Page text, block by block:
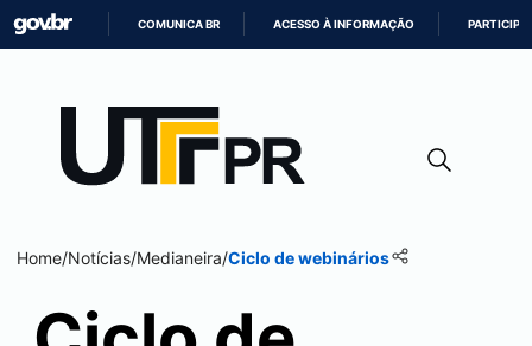
CONTEÚDO
COMUNICA BR ACESSO À INFORMAÇÃO PARTICIPE
Home/Notícias/Medianeira/Ciclo de webinários